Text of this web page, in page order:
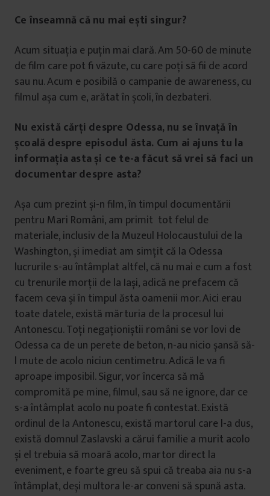
Ce înseamnă că nu mai ești singur?
Acum situația e puțin mai clară. Am 50-60 de minute
de film care pot fi văzute, cu care poți să fii de acord
sau nu. Acum e posibilă o campanie de awareness, cu
filmul așa cum e, arătat în școli, în dezbateri.
Nu există cărți despre Odessa, nu se învață în
școală despre episodul ăsta. Cum ai ajuns tu la
informația asta și ce te-a făcut să vrei să faci un
documentar despre asta?
Așa cum prezint și-n film, în timpul documentării
pentru Mari Români, am primit tot felul de
materiale, inclusiv de la Muzeul Holocaustului de la
Washington, și imediat am simțit că la Odessa
lucrurile s-au întâmplat altfel, că nu mai e cum a fost
cu trenurile morții de la Iași, adică ne prefacem că
facem ceva și în timpul ăsta oamenii mor. Aici erau
toate datele, există mărturia de la procesul lui
Antonescu. Toți negaționiștii români se vor lovi de
Odessa ca de un perete de beton, n-au nicio șansă să-
l mute de acolo niciun centimetru. Adică le va fi
aproape imposibil. Sigur, vor încerca să mă
compromită pe mine, filmul, sau să ne ignore, dar ce
s-a întâmplat acolo nu poate fi contestat. Există
ordinul de la Antonescu, există martorul care l-a dus,
există domnul Zaslavski a cărui familie a murit acolo
și el trebuia să moară acolo, martor direct la
eveniment, e foarte greu să spui că treaba aia nu s-a
întâmplat, deși multora le-ar conveni să spună asta.